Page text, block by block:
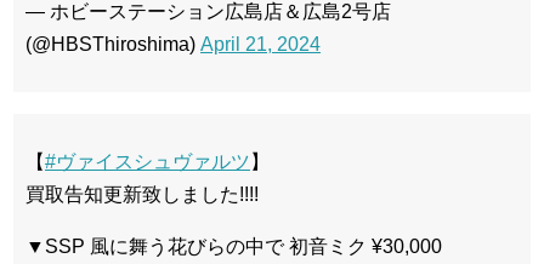
— ホビーステーション広島店＆広島2号店
(@HBSThiroshima) April 21, 2024
【#ヴァイスシュヴァルツ 】
買取告知更新致しました!!!!
▼SSP 風に舞う花びらの中で 初音ミク ¥30,000